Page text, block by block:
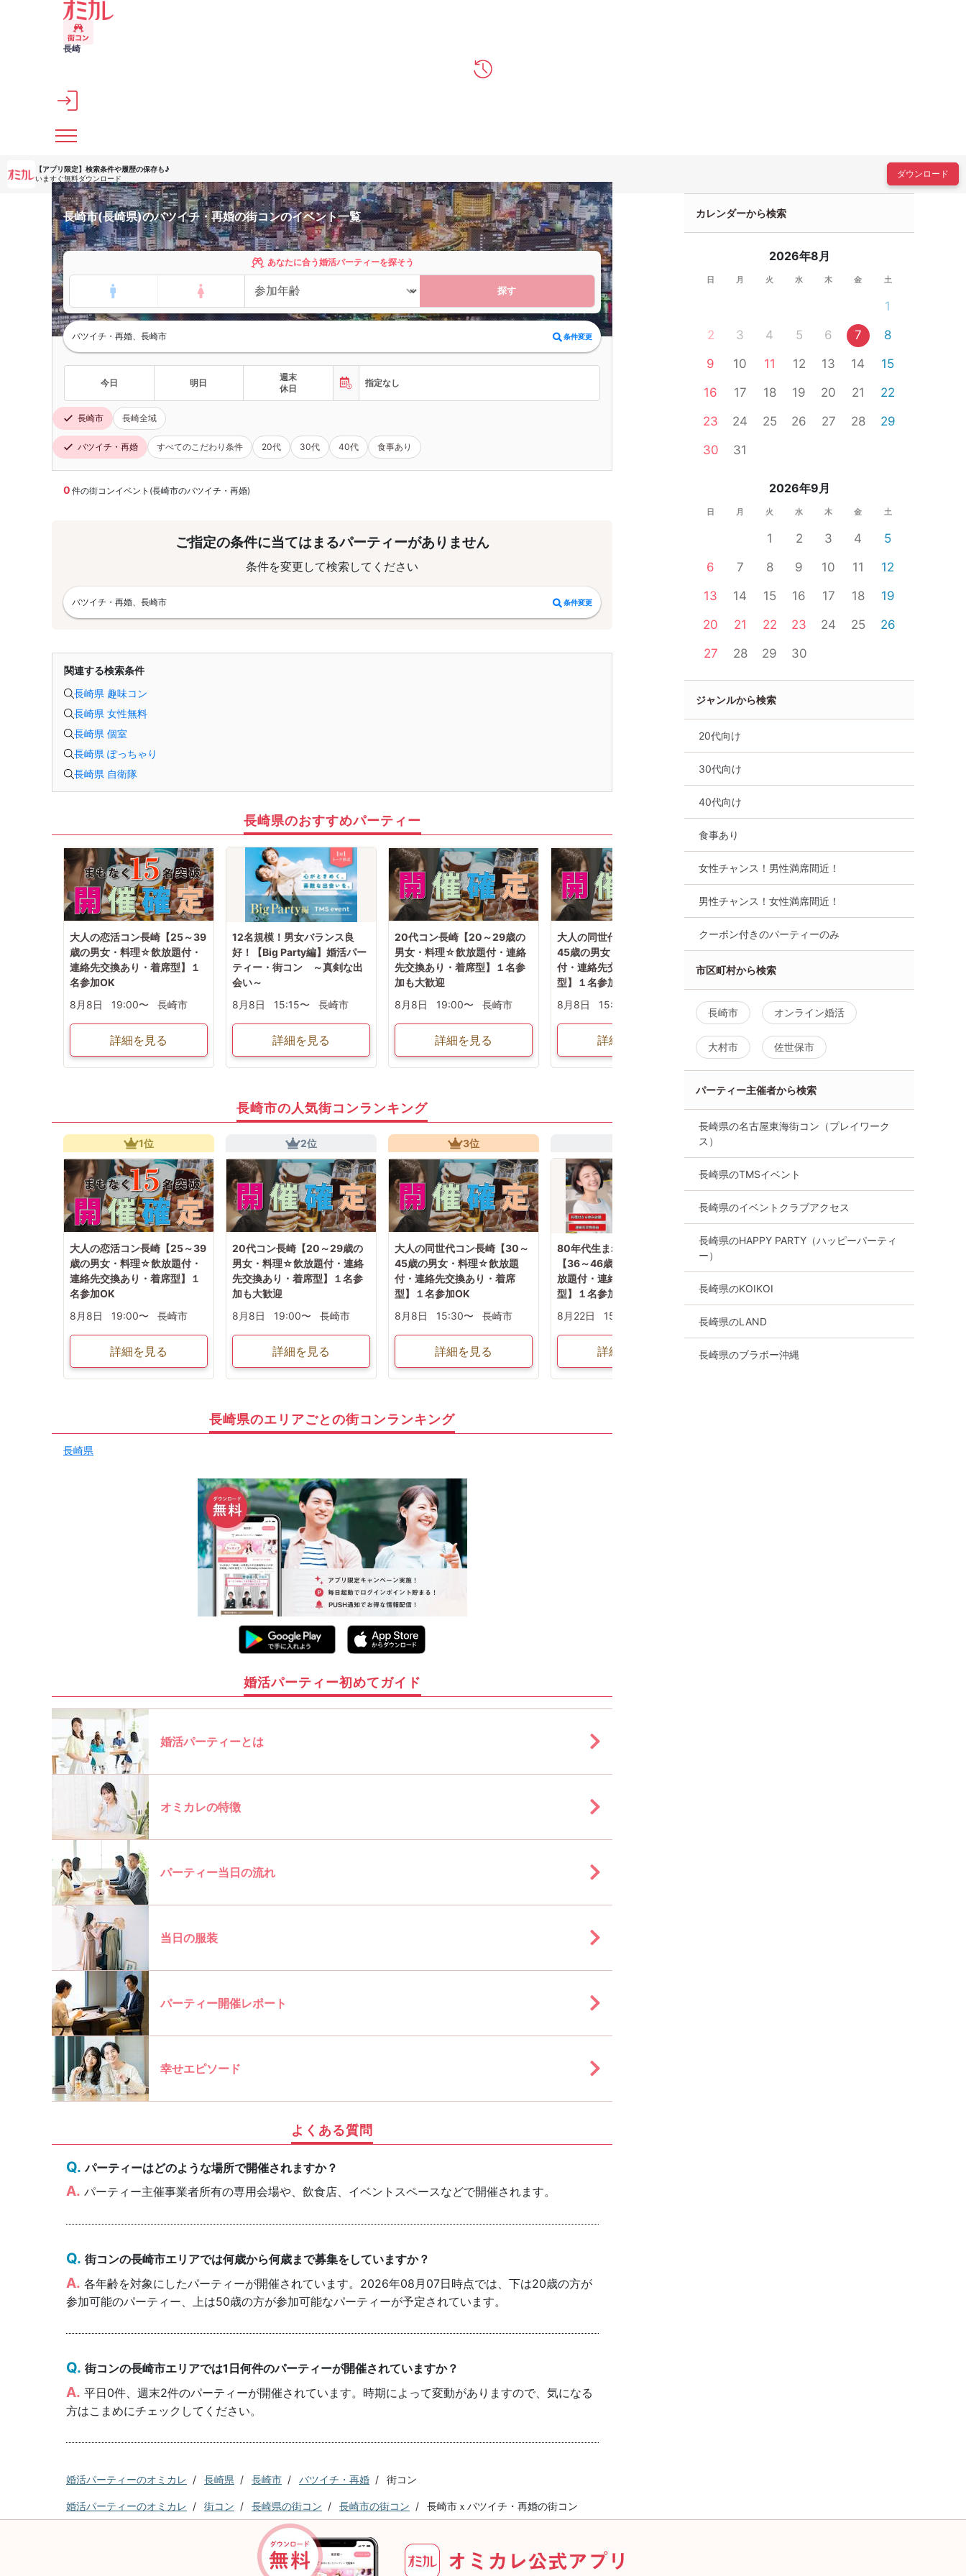
メインコンテンツへスキップ
長崎
【アプリ限定】 検索条件や履歴の保存も♪
いますぐ無料ダウンロード
ダウンロード
長崎市(長崎県)のバツイチ・再婚の街コンのイベント一覧
あなたに合う婚活パーティーを探そう
探す
バツイチ・再婚、長崎市 条件変更
今日 明日
週末
休日
指定なし
長崎市 長崎全域
バツイチ・再婚 すべてのこだわり条件 20代 30代 40代 食事あり
0 件の街コンイベント(長崎市のバツイチ・再婚)
ご指定の条件に当てはまるパーティーがありません
条件を変更して検索してください
バツイチ・再婚、長崎市 条件変更
関連する検索条件
長崎県 趣味コン
長崎県 女性無料
長崎県 個室
長崎県 ぽっちゃり
長崎県 自衛隊
長崎県のおすすめパーティー
大人の恋活コン長崎【25～39
歳の男女・料理☆飲放題付・
連絡先交換あり・着席型】１
名参加OK
8月8日
19:00〜 長崎市
詳細を見る
12名規模！男女バランス良
好！【Big Party編】婚活パー
ティー・街コン ～真剣な出
会い～
8月8日
15:15〜 長崎市
詳細を見る
20代コン長崎【20～29歳の
男女・料理☆飲放題付・連絡
先交換あり・着席型】１名参
加も大歓迎
8月8日
19:00〜 長崎市
詳細を見る
大人の同世代コン長崎【30～
45歳の男女・料理☆飲放題
付・連絡先交換あり・着席
型】１名参加OK
8月8日
15:30〜
詳細を見る
80年代生まれ限定コン長崎
【36～46歳の男女・料理☆飲
放題付・連絡先交換有・着席
8月22日
15:30〜 長崎市
詳細を見る
42歳の男女・料
長崎市の人気街コンランキング
1位
大人の恋活コン長崎【25～39
歳の男女・料理☆飲放題付・
連絡先交換あり・着席型】１
名参加OK
8月8日
19:00〜 長崎市
詳細を見る
2位
20代コン長崎【20～29歳の
男女・料理☆飲放題付・連絡
先交換あり・着席型】１名参
加も大歓迎
8月8日
19:00〜 長崎市
詳細を見る
3位
大人の同世代コン長崎【30～
45歳の男女・料理☆飲放題
付・連絡先交換あり・着席
型】１名参加OK
8月8日
15:30〜 長崎市
詳細を見る
80年代生まれ限定コン長崎
【36～46歳の男女・料理☆飲
放題付・連絡先交換有・着席
型】１名参加OK
8月22日
15:30〜
詳細を見る
30代メインコン長崎【27～
型】１名参加OK
8月15日
詳細を見る
大人の恋活コン
長崎県のエリアごとの街コンランキング
長崎県
婚活パーティー初めてガイド
婚活パーティーとは
オミカレの特徴
パーティー当日の流れ
当日の服装
パーティー開催レポート
幸せエピソード
よくある質問
パーティーはどのような場所で開催されますか？
パーティー主催事業者所有の専用会場や、飲食店、イベントスペースなどで開催されます。
街コンの長崎市エリアでは何歳から何歳まで募集をしていますか？
各年齢を対象にしたパーティーが開催されています。2026年08月07日時点では、下は20歳の方が
参加可能のパーティー、上は50歳の方が参加可能なパーティーが予定されています。
街コンの長崎市エリアでは1日何件のパーティーが開催されていますか？
平日0件、週末2件のパーティーが開催されています。時期によって変動がありますので、気になる
方はこまめにチェックしてください。
カレンダーから検索
2026年8月
日 月 火 水 木 金 土
1
2
3 4 5 6 7
8
9
10 11 12 13 14
15
16
17 18 19 20 21
22
23
24 25 26 27 28
29
30
31
2026年9月
日 月 火 水 木 金 土
1 2 3 4
5
6
7 8 9 10 11
12
13
14 15 16 17 18
19
20
21 22 23 24 25
26
27
28 29 30
ジャンルから検索
20代向け
30代向け
40代向け
食事あり
女性チャンス！男性満席間近！
男性チャンス！女性満席間近！
クーポン付きのパーティーのみ
市区町村から検索
長崎市 オンライン婚活
大村市 佐世保市
パーティー主催者から検索
長崎県の名古屋東海街コン（プレイワーク
ス）
長崎県のTMSイベント
長崎県のイベントクラブアクセス
長崎県のHAPPY PARTY（ハッピーパーティ
ー）
長崎県のKOIKOI
長崎県のLAND
長崎県のブラボー沖縄
婚活パーティーのオミカレ 長崎県 長崎市 バツイチ・再婚 街コン
婚活パーティーのオミカレ 街コン 長崎県の街コン 長崎市の街コン 長崎市ｘバツイチ・再婚の街コン